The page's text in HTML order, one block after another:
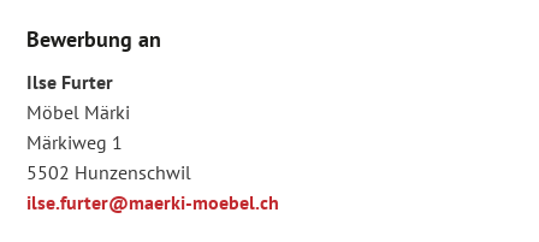
Bewerbung an
Ilse Furter
Möbel Märki
Märkiweg 1
5502 Hunzenschwil
ilse.furter@maerki-moebel.ch